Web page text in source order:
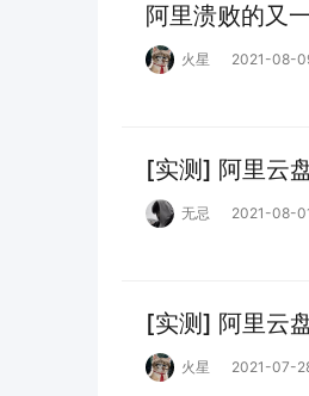
阿里溃败的又
火星 2021-08-
[实测] 阿里云
无忌 2021-08-
[实测] 阿里云
火星 2021-07-